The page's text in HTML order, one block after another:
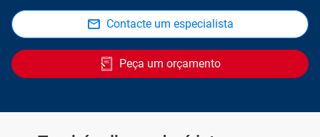
Contacte um especialista
Peça um orçamento